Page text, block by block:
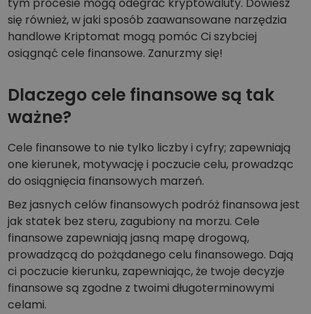
tym procesie mogą odegrać kryptowaluty. Dowiesz
się również, w jaki sposób zaawansowane narzędzia
handlowe Kriptomat mogą pomóc Ci szybciej
osiągnąć cele finansowe. Zanurzmy się!
Dlaczego cele finansowe są tak
ważne?
Cele finansowe to nie tylko liczby i cyfry; zapewniają
one kierunek, motywację i poczucie celu, prowadząc
do osiągnięcia finansowych marzeń.
Bez jasnych celów finansowych podróż finansowa jest
jak statek bez steru, zagubiony na morzu. Cele
finansowe zapewniają jasną mapę drogową,
prowadzącą do pożądanego celu finansowego. Dają
ci poczucie kierunku, zapewniając, że twoje decyzje
finansowe są zgodne z twoimi długoterminowymi
celami.